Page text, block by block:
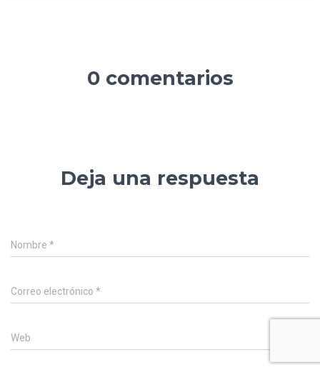
0 comentarios
Deja una respuesta
Nombre *
Correo electrónico *
Web